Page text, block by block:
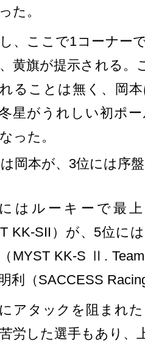
た。
、ここで1コーナー
黄旗が提示される。
ることは無く、岡
星がうれしい初ポ
った。
岡本が、3位には序
はルーキーで最
KK-SII）が、5位に
MYST KK-S Ⅱ.
利（SACCESS
アタックを阻まれ
労した選手もあり、